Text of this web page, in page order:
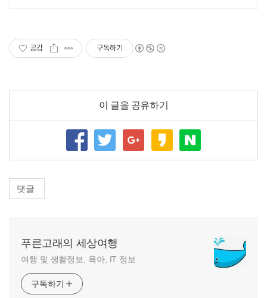
공감 구독하기
이 글을 공유하기
댓글
푸른고래의 세상여행
여행 및 생활정보, 육아, IT 정보
구독하기